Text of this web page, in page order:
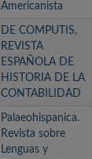
Americanista
DE COMPUTIS,
REVISTA
ESPAÑOLA DE
HISTORIA DE LA
CONTABILIDAD
Palaeohispanica.
Revista sobre
Lenguas y